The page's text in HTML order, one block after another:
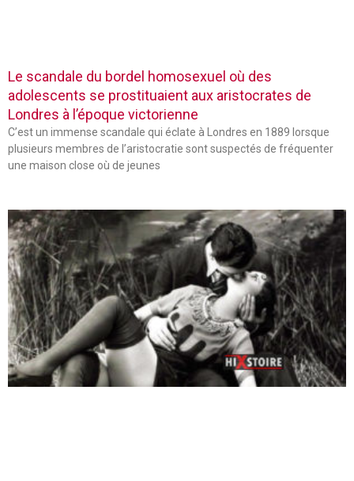
Le scandale du bordel homosexuel où des
adolescents se prostituaient aux aristocrates de
Londres à l’époque victorienne
C’est un immense scandale qui éclate à Londres en 1889 lorsque
plusieurs membres de l’aristocratie sont suspectés de fréquenter
une maison close où de jeunes